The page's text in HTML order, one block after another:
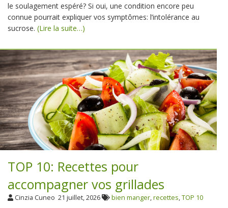
le soulagement espéré? Si oui, une condition encore peu
connue pourrait expliquer vos symptômes: l’intolérance au
sucrose. (Lire la suite…)
TOP 10: Recettes pour
accompagner vos grillades
Cinzia Cuneo 21 juillet, 2026 bien manger,recettes,TOP 10